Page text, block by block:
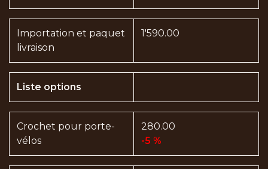
Importation et paquet
livraison
1'590.00
Liste options
Crochet pour porte-
vélos
280.00
-5 %